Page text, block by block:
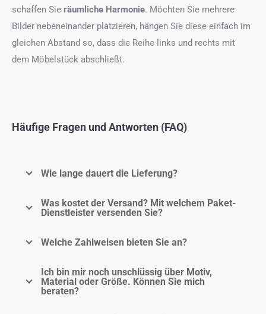
schaffen Sie räumliche Harmonie. Möchten Sie mehrere
Bilder nebeneinander platzieren, hängen Sie diese einfach im
gleichen Abstand so, dass die Reihe links und rechts mit
dem Möbelstück abschließt.
Häufige Fragen und Antworten (FAQ)
Wie lange dauert die Lieferung?
Was kostet der Versand? Mit welchem Paket-
Dienstleister versenden Sie?
Welche Zahlweisen bieten Sie an?
Ich bin mir noch unschlüssig über Motiv,
Material oder Größe. Können Sie mich
beraten?